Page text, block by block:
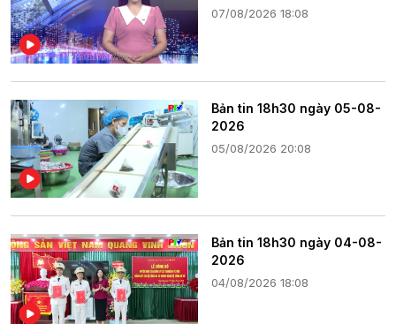
07/08/2026 18:08
Bản tin 18h30 ngày 05-08-
2026
05/08/2026 20:08
Bản tin 18h30 ngày 04-08-
2026
04/08/2026 18:08